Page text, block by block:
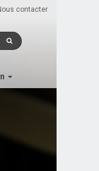
contacter